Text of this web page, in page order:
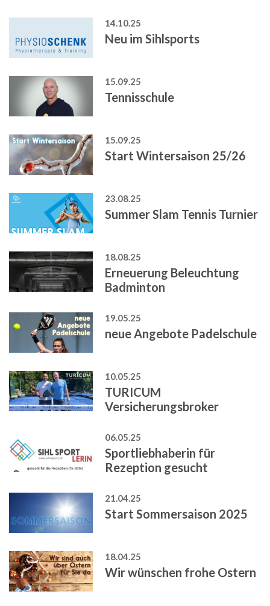
14.10.25
Neu im Sihlsports
15.09.25
Tennisschule
15.09.25
Start Wintersaison 25/26
23.08.25
Summer Slam Tennis Turnier
18.08.25
Erneuerung Beleuchtung
Badminton
19.05.25
neue Angebote Padelschule
10.05.25
TURICUM
Versicherungsbroker
06.05.25
Sportliebhaberin für
Rezeption gesucht
21.04.25
Start Sommersaison 2025
18.04.25
Wir wünschen frohe Ostern